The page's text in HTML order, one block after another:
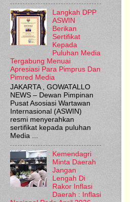
Langkah DPP
ASWIN
Berikan
Sertifikat
Kepada
Puluhan Media
Tergabung Menuai
Apresiasi Para Pimprus Dan
Pimred Media
JAKARTA , GOWATALLO
NEWS – Dewan Pimpinan
Pusat Asosiasi Wartawan
Internasional (ASWIN)
resmi menyerahkan
sertifikat kepada puluhan
Media ...
Kemendagri
Minta Daerah
Jangan
Lengah Di
Rakor Inflasi
Daerah : Inflasi